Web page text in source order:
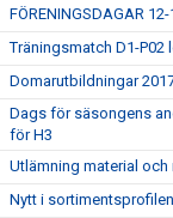
FÖRENINGSDAGAR
Träningsmatch D1-P02
Domarutbildningar
Dags för säsongens
för H3
Utlämning material
Nytt i